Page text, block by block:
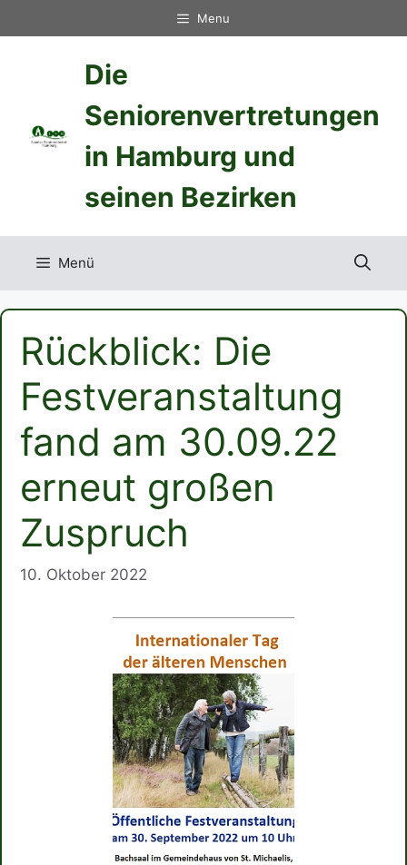
Inhalt
Menu
Die
Seniorenvertretungen
in Hamburg und
seinen Bezirken
Menü
Rückblick: Die
Festveranstaltung
fand am 30.09.22
erneut großen
Zuspruch
10. Oktober 2022